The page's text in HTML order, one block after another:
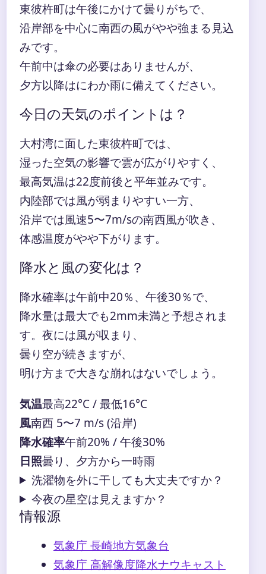
東彼杵町は午後にかけて曇りがちで、
沿岸部を中心に南西の風がやや強まる見込
みです。
午前中は傘の必要はありませんが、
夕方以降はにわか雨に備えてください。
今日の天気のポイントは？
大村湾に面した東彼杵町では、
湿った空気の影響で雲が広がりやすく、
最高気温は22度前後と平年並みです。
内陸部では風が弱まりやすい一方、
沿岸では風速5〜7m/sの南西風が吹き、
体感温度がやや下がります。
降水と風の変化は？
降水確率は午前中20％、午後30％で、
降水量は最大でも2mm未満と予想されま
す。夜には風が収まり、
曇り空が続きますが、
明け方まで大きな崩れはないでしょう。
気温最高22°C / 最低16°C
風南西 5〜7 m/s (沿岸)
降水確率午前20% / 午後30%
日照曇り、夕方から一時雨
洗濯物を外に干しても大丈夫ですか？
今夜の星空は見えますか？
情報源
気象庁 長崎地方気象台
気象庁 高解像度降水ナウキャスト